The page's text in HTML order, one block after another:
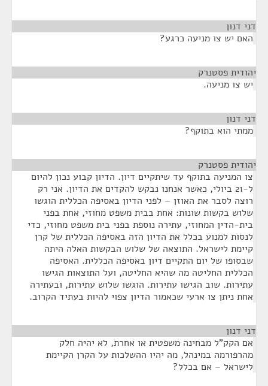
דני דנון
האם יש צו מניעה כרגע?
יהודית פסטנרק
יש צו מניעה.
דני דנון
ממתי הוא בתוקף?
יהודית פסטנרק
צו המניעה בתוקף עד שיתקיים דיון. הדיון קבוע נכון להיום
ל-21 ביולי, כאשר אנחנו נבקש להקדים את הדיון. אני רק
רוצה לסבר את האוזן – לפני הדיון באסיפה הכללית הוגשו
שלוש בקשות שונות: אחת בבית משפט מחוזי, אחת בפני
בית-הדין המחוזי, עתירה נוספת בפני בית משפט מחוזי, כדי
לנסות למנוע בכלל את הדיון הזה באסיפה הכללית של קרן
קיימת לישראל. התוצאה של שלוש הבקשות האלה היתה
שבסופו של יום התקיים דיון באסיפה הכללית. האסיפה
הכללית החליטה מה שהיא החליטה, ועל התוצאות הגישו
עתירות. שוב הגישו עתירות. הוגשו שלוש עתירות, ובעתירה
אחת ניתן צו ארעי שכאמור הדיון צפוי להיות בעתיד הקרוב.
דני דנון
אם הקק"ל מבחינה משפטית או אחרת, לא יהיה חלק
מהרפורמה במינהל, מה יהיו ההשלכות על הקרן הקיימת
לישראל – אם בכלל?